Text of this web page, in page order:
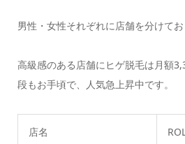
男性・女性それぞれに店舗を分けてお
高級感のある店舗にヒゲ脱毛は月額
段もお手頃で、人気急上昇中です。
店名